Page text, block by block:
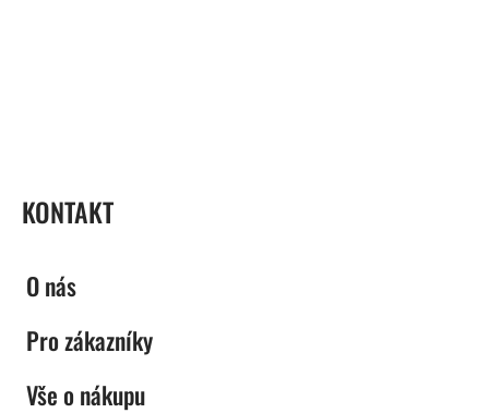
KONTAKT
O nás
Pro zákazníky
Vše o nákupu